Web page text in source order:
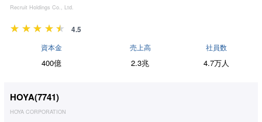
Recruit Holdings Co., Ltd.
4.5
資本金
400億
売上高
2.3兆
社員数
4.7万人
HOYA(7741)
HOYA CORPORATION